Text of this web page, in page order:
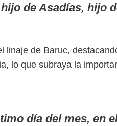
de Asadías, hijo
linaje de Baruc,
lo que subraya la
día del mes, en